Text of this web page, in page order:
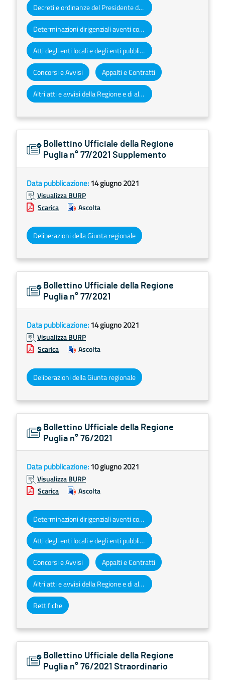
Decreti e ordinanze del Presidente della Giunta regionale
Determinazioni dirigenziali aventi contenuto di interesse generale
Atti degli enti locali e degli enti pubblici e privati
Concorsi e Avvisi Appalti e Contratti
Altri atti e avvisi della Regione e di altri enti pubblici che interessano la collettività regionale
Bollettino Ufficiale della Regione
Puglia n° 77/2021 Supplemento
Data pubblicazione:14 giugno 2021
Visualizza BURP
Scarica
Ascolta
Deliberazioni della Giunta regionale
Bollettino Ufficiale della Regione
Puglia n° 77/2021
Data pubblicazione:14 giugno 2021
Visualizza BURP
Scarica
Ascolta
Deliberazioni della Giunta regionale
Bollettino Ufficiale della Regione
Puglia n° 76/2021
Data pubblicazione:10 giugno 2021
Visualizza BURP
Scarica
Ascolta
Determinazioni dirigenziali aventi contenuto di interesse generale
Atti degli enti locali e degli enti pubblici e privati
Concorsi e Avvisi Appalti e Contratti
Altri atti e avvisi della Regione e di altri enti pubblici che interessano la collettività regionale
Rettifiche
Bollettino Ufficiale della Regione
Puglia n° 76/2021 Straordinario